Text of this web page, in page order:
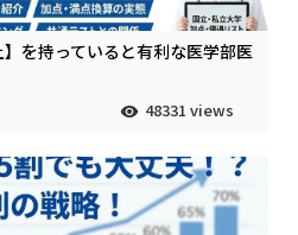
を持っていると有利な医学部医
48331 views